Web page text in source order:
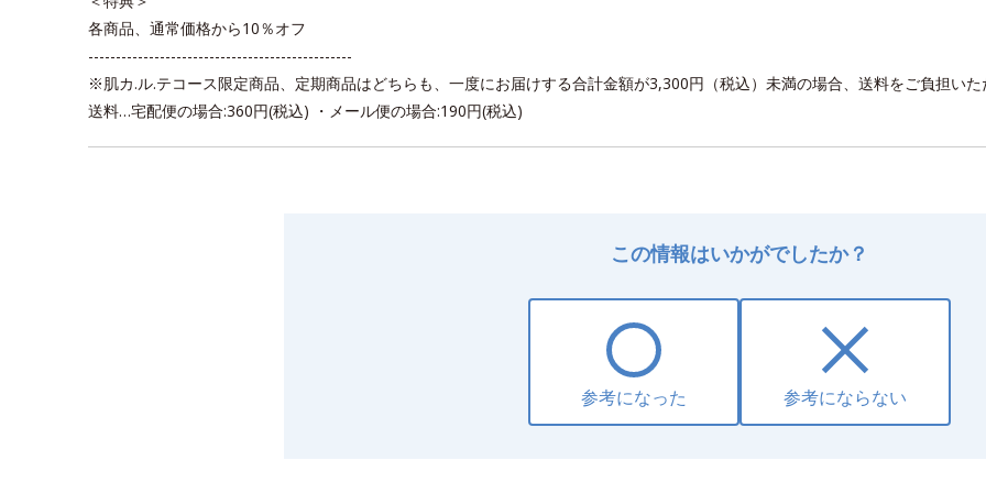
各商品、通常価格から10％オフ
------------------------------------------------
※肌カ.ル.テコース限定商品、定期商品はどちらも、一度にお届けする合計金額が3,300円（税込）未満の場合、送料をご負担いた
送料…宅配便の場合:360円(税込) ・メール便の場合:190円(税込)
この情報はいかがでしたか？
参考になった 参考にならない